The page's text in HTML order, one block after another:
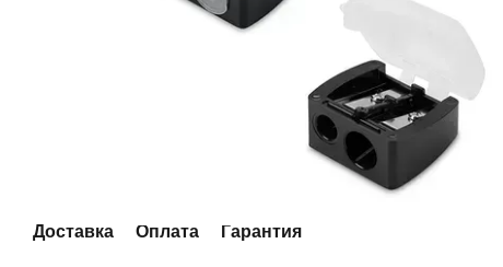
Доставка Оплата Гарантия